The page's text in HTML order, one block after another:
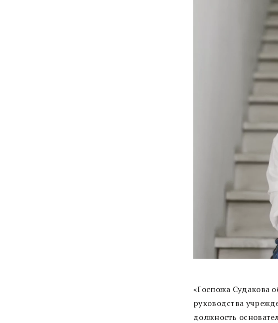
«Госпожа Судакова
руководства
должность